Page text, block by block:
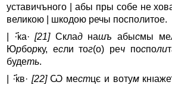
yставичъного | абы пры собе не
великою | шкодою речы посполитое.
| ·҃ка·[21] Складнашъ абысмы ме
Юрборку, если тог(о) реч посполи
будеть.
| ·҃кв· [22]Ѡ местцє и вотум